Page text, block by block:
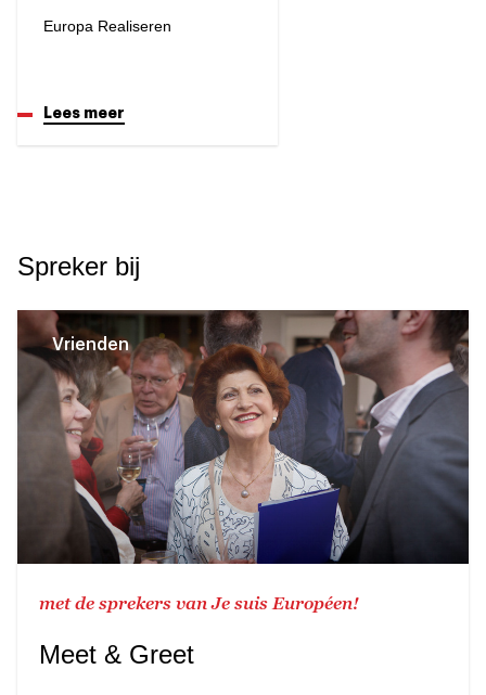
Europa Realiseren
Lees meer
Spreker bij
Vrienden
met de sprekers van Je suis Européen!
Meet & Greet